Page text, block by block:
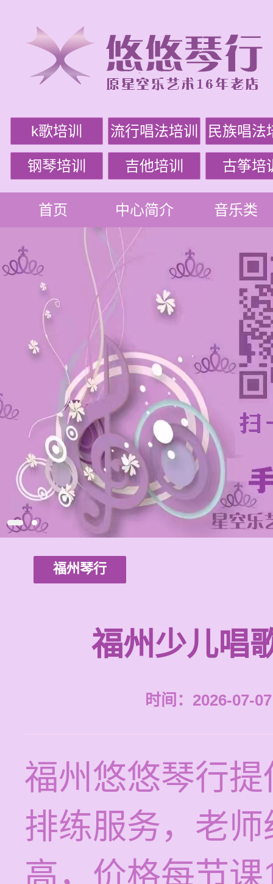
k歌培训 流行唱法培训 民族唱法
钢琴培训 吉他培训 古筝培
首页 中心简介 音乐类
福州琴行
福州少儿唱
时间：2026-07-
福州悠悠琴行
排练服务，老
高，价格每节